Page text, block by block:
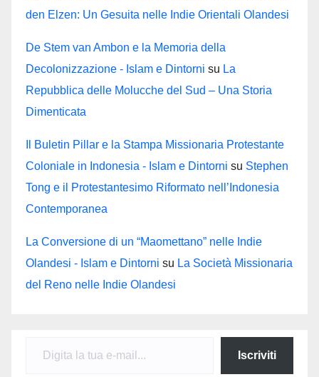
den Elzen: Un Gesuita nelle Indie Orientali Olandesi
De Stem van Ambon e la Memoria della
Decolonizzazione - Islam e Dintorni su La
Repubblica delle Molucche del Sud – Una Storia
Dimenticata
Il Buletin Pillar e la Stampa Missionaria Protestante
Coloniale in Indonesia - Islam e Dintorni su Stephen
Tong e il Protestantesimo Riformato nell’Indonesia
Contemporanea
La Conversione di un “Maomettano” nelle Indie
Olandesi - Islam e Dintorni su La Società Missionaria
del Reno nelle Indie Olandesi
Iscriviti